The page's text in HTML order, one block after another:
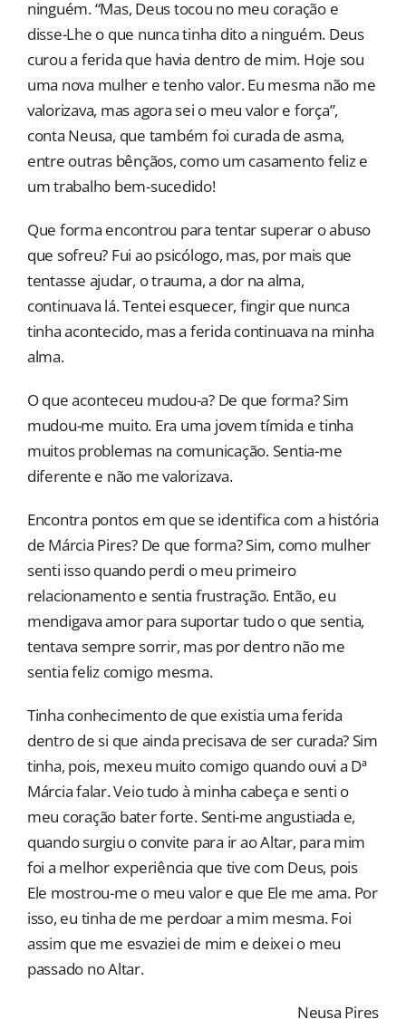
ninguém. “Mas, Deus tocou no meu coração e
disse-Lhe o que nunca tinha dito a ninguém. Deus
curou a ferida que havia dentro de mim. Hoje sou
uma nova mulher e tenho valor. Eu mesma não me
valorizava, mas agora sei o meu valor e força”,
conta Neusa, que também foi curada de asma,
entre outras bênçãos, como um casamento feliz e
um trabalho bem-sucedido!
Que forma encontrou para tentar superar o abuso
que sofreu? Fui ao psicólogo, mas, por mais que
tentasse ajudar, o trauma, a dor na alma,
continuava lá. Tentei esquecer, fingir que nunca
tinha acontecido, mas a ferida continuava na minha
alma.
O que aconteceu mudou-a? De que forma? Sim
mudou-me muito. Era uma jovem tímida e tinha
muitos problemas na comunicação. Sentia-me
diferente e não me valorizava.
Encontra pontos em que se identifica com a história
de Márcia Pires? De que forma? Sim, como mulher
senti isso quando perdi o meu primeiro
relacionamento e sentia frustração. Então, eu
mendigava amor para suportar tudo o que sentia,
tentava sempre sorrir, mas por dentro não me
sentia feliz comigo mesma.
Tinha conhecimento de que existia uma ferida
dentro de si que ainda precisava de ser curada? Sim
tinha, pois, mexeu muito comigo quando ouvi a Dª
Márcia falar. Veio tudo à minha cabeça e senti o
meu coração bater forte. Senti-me angustiada e,
quando surgiu o convite para ir ao Altar, para mim
foi a melhor experiência que tive com Deus, pois
Ele mostrou-me o meu valor e que Ele me ama. Por
isso, eu tinha de me perdoar a mim mesma. Foi
assim que me esvaziei de mim e deixei o meu
passado no Altar.
Neusa Pires